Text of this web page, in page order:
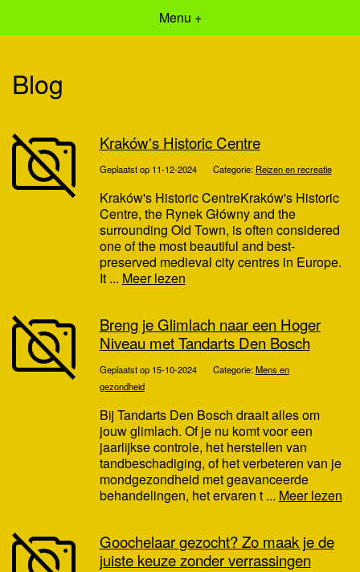
Menu +
Blog
Kraków's Historic Centre
Geplaatst op 11-12-2024 Categorie: Reizen en recreatie
Kraków's Historic CentreKraków's Historic
Centre, the Rynek Główny and the
surrounding Old Town, is often considered
one of the most beautiful and best-
preserved medieval city centres in Europe.
It ... Meer lezen
Breng je Glimlach naar een Hoger
Niveau met Tandarts Den Bosch
Geplaatst op 15-10-2024 Categorie:Mens en
gezondheid
Bij Tandarts Den Bosch draait alles om
jouw glimlach. Of je nu komt voor een
jaarlijkse controle, het herstellen van
tandbeschadiging, of het verbeteren van je
mondgezondheid met geavanceerde
behandelingen, het ervaren t ... Meer lezen
Goochelaar gezocht? Zo maak je de
juiste keuze zonder verrassingen